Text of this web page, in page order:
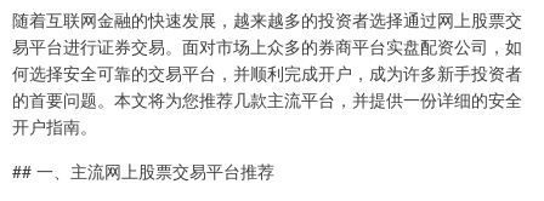
随着互联网金融的快速发展，越来越多的投资者选择通过网上股票交
易平台进行证券交易。面对市场上众多的券商平台实盘配资公司，如
何选择安全可靠的交易平台，并顺利完成开户，成为许多新手投资者
的首要问题。本文将为您推荐几款主流平台，并提供一份详细的安全
开户指南。
## 一、主流网上股票交易平台推荐